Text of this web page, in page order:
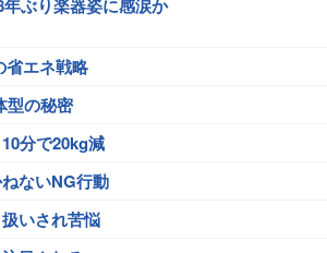
ぶり楽器姿に感涙か
省エネ戦略
型の秘密
分で20kg減
ないNG行動
いされ苦悩